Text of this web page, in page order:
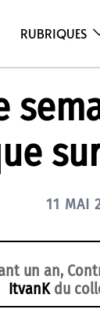
RUBRIQUES
11 MAI
un an,
ItvanKdu